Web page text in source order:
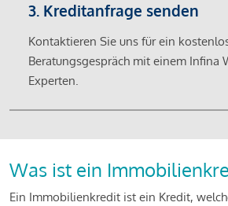
3. Kreditanfrage senden
Kontaktieren Sie uns für ein
Beratungsgespräch mit einem Infina
Experten.
Was ist ein
Ein Immobilienkredit ist ein Kredit,